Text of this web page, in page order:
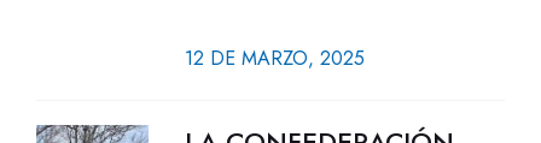
12 DE MARZO, 2025